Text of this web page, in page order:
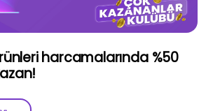
harcamalarında %50